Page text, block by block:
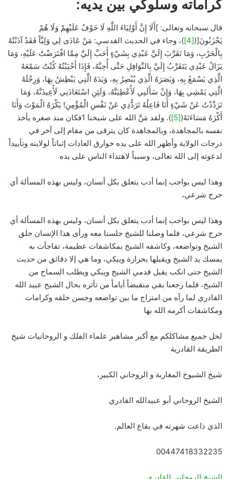
كراماته وسلوكي بين يديه:
قال سبحانه وتعالى: ]أَلَا إِنَّ أَوْلِيَاءَ اللَّهِ لَا خَوْفٌ عَلَيْهِمْ وَلَا هُمْ
يَحْزَنُونَ[([4]
)، وجاء في الحديث القدسي: مَنْ عَادَى لِي وَلِيَّاً فَقَدْ آذَنْتُهُ
بِالْحَرْبِ، وَمَا تَقَرَّبَ إِلَيَّ عَبْدِي بِشَيْءٍ أَحَبَّ إِلَيَّ مِمَّا افْتَرَضْتُ عَلَيْهِ، وَمَا
يَزَالُ عَبْدِي يَتَقَرَّبُ إِلَيَّ بِالنَّوَافِلِ حَتَّى أُحِبَّهُ، فَإِذَا أَحْبَبْتُهُ كُنْتُ سَمْعَهُ
الَّذِي يَسْمَعُ بِهِ، وَبَصَرَهُ الَّذِي يُبْصِرُ بِهِ، وَيَدَهُ الَّتِي يَبْطِشُ بِهَا، وَرِجْلَهُ
الَّتِي يَمْشِي بِهَا، وَإِنْ سَأَلَنِي لَأُعْطِيَنَّهُ، وَلَئِنِ اسْتَعَاذَنِي لَأُعِيذَنَّهُ، وَمَا
تَرَدَّدْتُ عَنْ شَيْءٍ أَنَا فَاعِلُهُ تَرَدُّدِي عَنْ نَفْسِ الْمُؤْمِنِ! يَكْرَهُ الْمَوْتَ وَأَنَا
أَكْرَهُ مَسَاءَتَهُ([5]
). ولقد مَنَّ الله على شيخنا 1فكان منذ صغره يأخذ
نفسه بالمجاهدة، وبالمجاهدة كان يترقى من مقام إلى آخر في
درجات الولاية وأظهر الله على يده خوارق العادات إثباتاً لولايته وتأييداً
لدعوته إلى الله تعالى، وسبباً لاهتداء الناس على يده
وهذا ليس بواجب إنما أدب يتعلق بكل أنسان، وليس بهذه المسألة أي
حرج شرعي،
وهذا ليس بواجب إنما أدب يتعلق بكل أنسان، وليس بهذه المسألة أي
حرج شرعي، فلما وصلنا للشيخ جلسنا معه ورأى هذا الإنسان خلق
الشيخ وتواضعه، وكاشفه الشيخ بمكاشفات عظيمة، تفاجأت به
يمسك يد الشيخ ويقبلها بحرارة ويبكي، وما هي إلا دقائق من حديث
الشيخ حتى انكب يقبل قدمي الشيخ ويبكي ويطلب السماح من
الشيخ، فلما رجعنا بقي منقبضاً أياماً من تأثره بحال الشيخ عبيد الله
القادري لما رآه من امتزاج ما بين تواضعه وحسن خلقه وكرامات
ومكاشفات أكرمه الله بها
لحل جميع مشاكلكم مع أكبر مشاهير علماء الفلك و الروحانيات شيخ
الطريقة القادرية
شيخ الشيوخ المغاربة و الروحاني الكبير،
الشيخ الروحاني أبو عبيدالله القادري
الذي ذاعت شهرته في بقاع العالم.
00447418332235